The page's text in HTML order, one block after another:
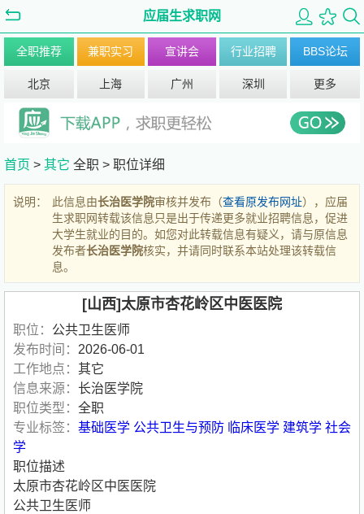
应届生求职网
全职推荐 兼职实习 宣讲会 行业招聘 BBS论坛
北京 上海 广州 深圳 更多
首页 > 其它 全职 > 职位详细
说明： 此信息由长治医学院审核并发布（查看原发布网址），应届
生求职网转载该信息只是出于传递更多就业招聘信息，促进
大学生就业的目的。如您对此转载信息有疑义，请与原信息
发布者长治医学院核实，并请同时联系本站处理该转载信
息。
[山西]太原市杏花岭区中医医院
职位： 公共卫生医师
发布时间： 2026-06-01
工作地点： 其它
信息来源： 长治医学院
职位类型： 全职
专业标签： 基础医学 公共卫生与预防 临床医学 建筑学 社会
学
职位描述
太原市杏花岭区中医医院
公共卫生医师